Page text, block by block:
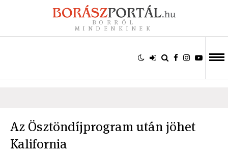
BORRÓL
MINDENKINEK
Az Ösztöndíjprogram után jöhet
Kalifornia